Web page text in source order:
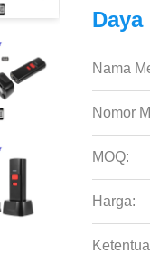
Daya
Nama
Nomor
MOQ:
Harga: